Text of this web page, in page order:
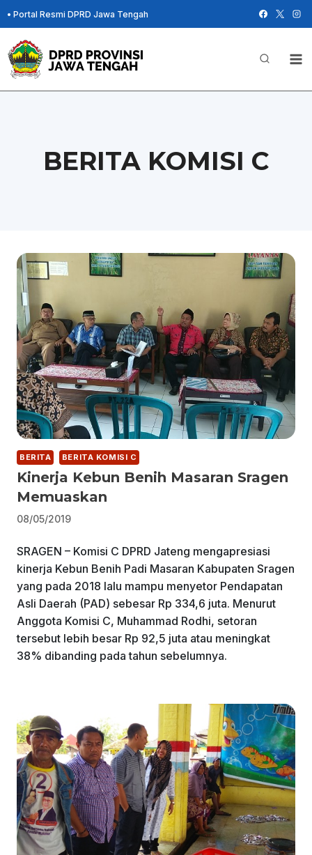
Skip
to
content
• Portal Resmi DPRD Jawa Tengah
BERITA KOMISI C
BERITA BERITA KOMISI C
Kinerja Kebun Benih Masaran Sragen
Memuaskan
08/05/2019
SRAGEN – Komisi C DPRD Jateng mengapresiasi
kinerja Kebun Benih Padi Masaran Kabupaten Sragen
yang pada 2018 lalu mampu menyetor Pendapatan
Asli Daerah (PAD) sebesar Rp 334,6 juta. Menurut
Anggota Komisi C, Muhammad Rodhi, setoran
tersebut lebih besar Rp 92,5 juta atau meningkat
38% dibanding pada tahun sebelumnya.